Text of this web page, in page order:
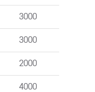
3000
3000
2000
4000